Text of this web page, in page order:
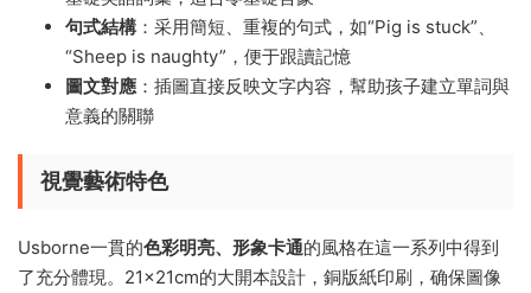
句式結構 ：采用簡短、重複的句式，如“Pig is stuck”、
“Sheep is naughty”，便于跟讀記憶
圖文對應 ：插圖直接反映文字内容，幫助孩子建立單詞與
意義的關聯
視覺藝術特色
Usborne一貫的色彩明亮、形象卡通的風格在這一系列中得到
了充分體現。21×21cm的大開本設計，銅版紙印刷，确保圖像